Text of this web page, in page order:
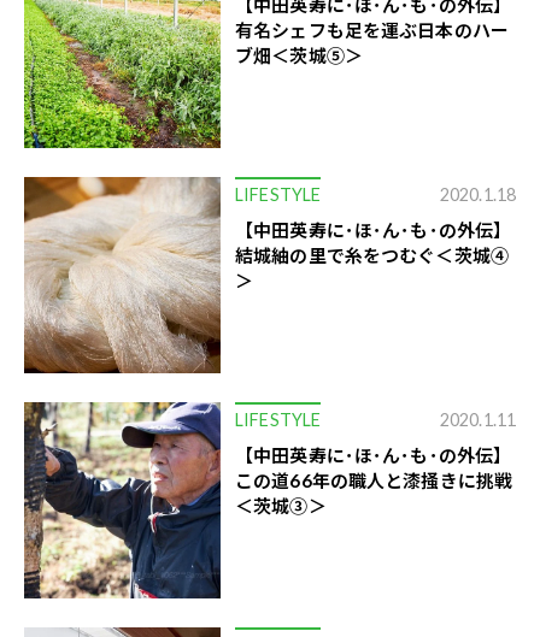
有名シェフも足を運ぶ日本のハー
ブ畑＜茨城⑤＞
LIFESTYLE 2020.1.18
【中田英寿に･ほ･ん･も･の外伝】
結城紬の里で糸をつむぐ＜茨城④
＞
LIFESTYLE 2020.1.11
【中田英寿に･ほ･ん･も･の外伝】
この道66年の職人と漆掻きに挑戦
＜茨城③＞